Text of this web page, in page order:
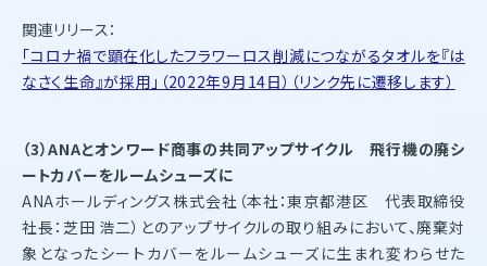
関連リリース：
「コロナ禍で顕在化したフラワーロス削減につながるタオルを『は
なさく生命』が採用」（2022年9月14日） （リンク先に遷移します）
（3）ANAとオンワード商事の共同アップサイクル 飛行機の廃シ
ートカバーをルームシューズに
ANAホールディングス株式会社（本社：東京都港区 代表取締役
社長：芝田 浩二）とのアップサイクルの取り組みにおいて、廃棄対
象となったシートカバーをルームシューズに生まれ変わらせた